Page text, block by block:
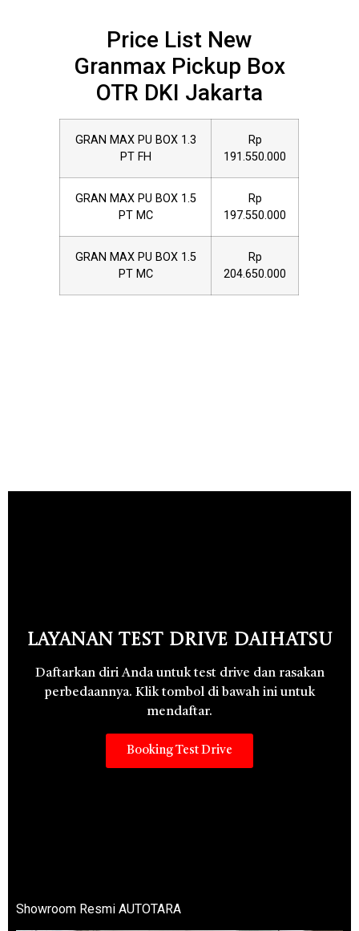
Price List New
Granmax Pickup Box
OTR DKI Jakarta
GRAN MAX PU BOX 1.3
PT FH
Rp
191.550.000
GRAN MAX PU BOX 1.5
PT MC
Rp
197.550.000
GRAN MAX PU BOX 1.5
PT MC
Rp
204.650.000
Layanan Test Drive Daihatsu
Daftarkan diri Anda untuk test drive dan rasakan
perbedaannya. Klik tombol di bawah ini untuk
mendaftar.
Booking Test Drive
Showroom Resmi AUTOTARA